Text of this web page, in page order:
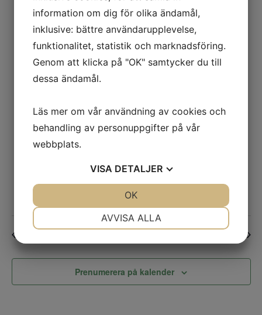
TOR
Hästis
2025-05-08 @ 17:00-18:00
Stora delen av ridhuset
Stora delen av ridhuset
Dressyrträning Mimmi
2025-05-18 @ 09:00
Stora delen av ridhuset
Prenumerera på kalender
information om dig för olika ändamål,
inklusive: bättre användarupplevelse,
funktionalitet, statistik och marknadsföring.
Genom att klicka på "OK" samtycker du till
dessa ändamål.
Läs mer om vår användning av cookies och
behandling av personuppgifter på vår
webbplats.
VISA DETALJER
AVVISA ALLA
OK